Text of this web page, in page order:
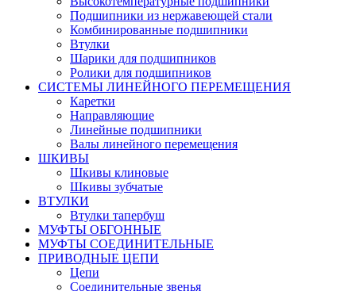
Подшипники из нержавеющей стали
Комбинированные подшипники
Втулки
Шарики для подшипников
Ролики для подшипников
СИСТЕМЫ ЛИНЕЙНОГО ПЕРЕМЕЩЕНИЯ
Каретки
Направляющие
Линейные подшипники
Валы линейного перемещения
ШКИВЫ
Шкивы клиновые
Шкивы зубчатые
ВТУЛКИ
Втулки тапербуш
МУФТЫ ОБГОННЫЕ
МУФТЫ СОЕДИНИТЕЛЬНЫЕ
ПРИВОДНЫЕ ЦЕПИ
Цепи
Соединительные звенья